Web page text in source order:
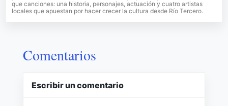
que canciones: una historia, personajes, actuación y cuatro artistas
locales que apuestan por hacer crecer la cultura desde Río Tercero.
Comentarios
Escribir un comentario